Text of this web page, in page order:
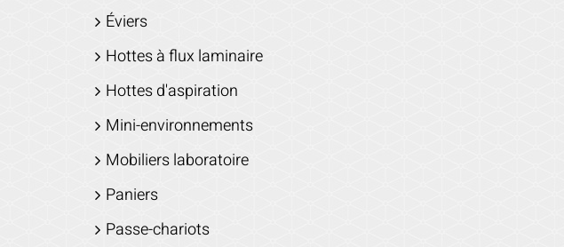
Éviers
Hottes à flux laminaire
Hottes d'aspiration
Mini-environnements
Mobiliers laboratoire
Paniers
Passe-chariots